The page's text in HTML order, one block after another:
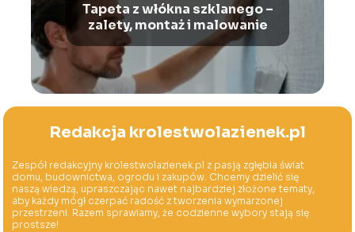
Tapeta z włókna szklanego –
zalety, montaż i malowanie
Redakcja krolestwolazienek.pl
Zespół redakcyjny krolestwolazienek.pl z pasją zgłębia świat
domu, budownictwa, ogrodu i zakupów. Chcemy dzielić się
naszą wiedzą, upraszczając nawet najbardziej złożone tematy,
aby każdy mógł czerpać radość z tworzenia wymarzonej
przestrzeni. Razem sprawiamy, że codzienne wybory stają się
prostsze!